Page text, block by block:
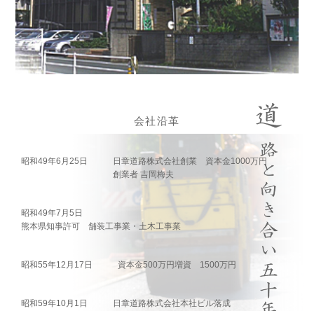
会社沿革
昭和49年6月25日
日章道路株式会社創業 資本金1000万円
創業者 吉岡梅夫
昭和49年7月5日
熊本県知事許可 舗装工事業・土木工事業
昭和55年12月17日 資本金500万円増資 1500万円
昭和59年10月1日 日章道路株式会社本社ビル落成